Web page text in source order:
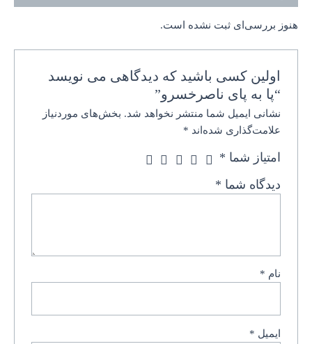
هنوز بررسی‌ای ثبت نشده است.
اولین کسی باشید که دیدگاهی می نویسد
“پا به پای ناصرخسرو”
نشانی ایمیل شما منتشر نخواهد شد. بخش‌های موردنیاز
علامت‌گذاری شده‌اند *
امتیاز شما *
دیدگاه شما *
نام *
ایمیل *